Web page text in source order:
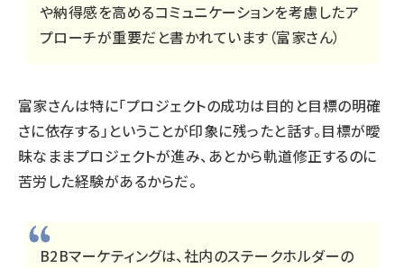
や納得感を高めるコミュニケーションを考慮したア
プローチが重要だと書かれています（富家さん）
富家さんは特に「プロジェクトの成功は目的と目標の明確
さに依存する」ということが印象に残ったと話す。目標が曖
昧なままプロジェクトが進み、あとから軌道修正するのに
苦労した経験があるからだ。
B2Bマーケティングは、社内のステークホルダーの